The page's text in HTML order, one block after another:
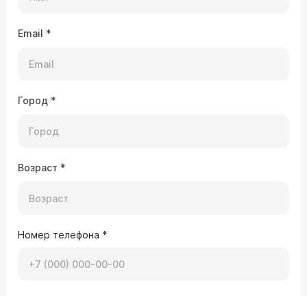
Email *
Город *
Возраст *
Номер телефона *